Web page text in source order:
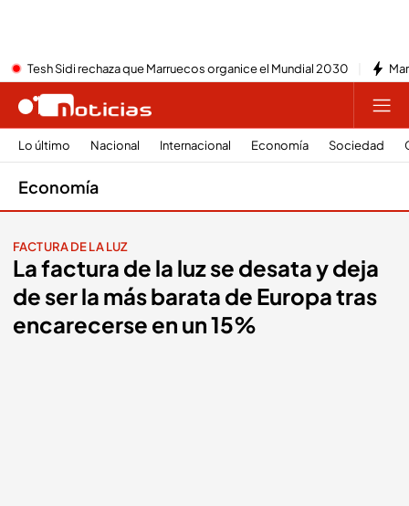
Tesh Sidi rechaza que Marruecos organice el Mundial 2030
Lo último Nacional Internacional Economía Sociedad
Economía
FACTURA DE LA LUZ
La factura de la luz se desata y deja
de ser la más barata de Europa tras
encarecerse en un 15%